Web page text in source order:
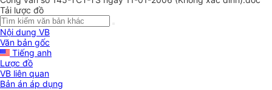
Tải lược đồ
Nội dung VB
Văn bản gốc
Tiếng anh
Lược đồ
VB liên quan
Bản án áp dụng